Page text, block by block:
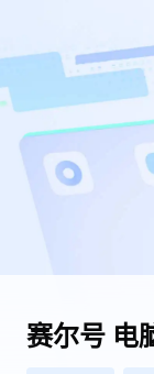
赛尔号 电